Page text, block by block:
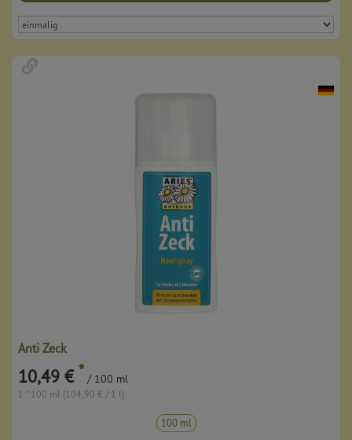
Anti Zeck
10,49 € * / 100 ml
1 * 100 ml (104,90 € / 1 l)
100 ml